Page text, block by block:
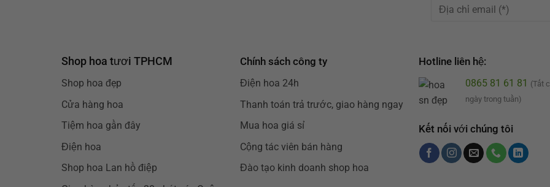
Shop hoa tươi TPHCM
Shop hoa đẹp
Cửa hàng hoa
Tiệm hoa gần đây
Điện hoa
Shop hoa Lan hồ điệp
Chính sách công ty
Điện hoa 24h
Thanh toán trả trước, giao hàng ngay
Mua hoa giá sỉ
Cộng tác viên bán hàng
Đào tạo kinh doanh shop hoa
Hotline liên hệ:
0865 81 61 81 (Tất
ngày trong tuần)
Kết nối với chúng tôi